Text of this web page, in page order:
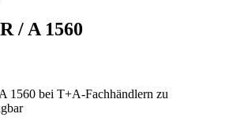
/ A 1560
1560 bei T+A-Fachhändlern zu